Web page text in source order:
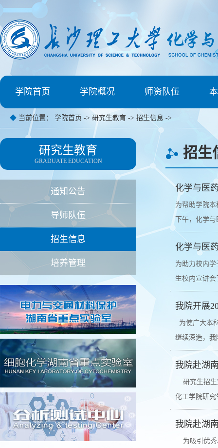
学院首页 学院概况 师资队伍
◆ 当前位置： 学院首页 -> 研究生教育 -> 招生信息 ->
研究生教育
GRADUATE EDUCATION
通知公告
导师队伍
招生信息
培养管理
招生
化学与医
为帮助学院
下午，化学
化学与医
为助力校内
生校内宣讲
我院开展
为使广大本
继续深造，我
我院赴湖
研究生招生
化工学院研
我院赴湖
为吸引优秀